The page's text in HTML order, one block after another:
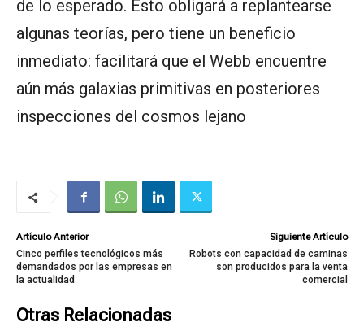
de lo esperado. Esto obligará a replantearse
algunas teorías, pero tiene un beneficio
inmediato: facilitará que el Webb encuentre
aún más galaxias primitivas en posteriores
inspecciones del cosmos lejano
Artículo Anterior
Cinco perfiles tecnológicos más
demandados por las empresas en
la actualidad
Siguiente Artículo
Robots con capacidad de caminas
son producidos para la venta
comercial
Otras Relacionadas